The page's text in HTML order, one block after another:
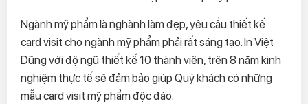
Ngành mỹ phẩm là nghành làm đẹp, yêu cầu thiết kế
card visit cho ngành mỹ phẩm phải rất sáng tạo. In Việt
Dũng với độ ngũ thiết kế 10 thành viên, trên 8 năm kinh
nghiệm thực tế sẽ đảm bảo giúp Quý khách có những
mẫu card visit mỹ phẩm độc đáo.